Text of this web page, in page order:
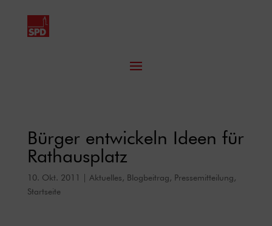
Bürger entwickeln Ideen für
Rathausplatz
10. Okt. 2011 Aktuelles, Blogbeitrag, Pressemitteilung,
Startseite